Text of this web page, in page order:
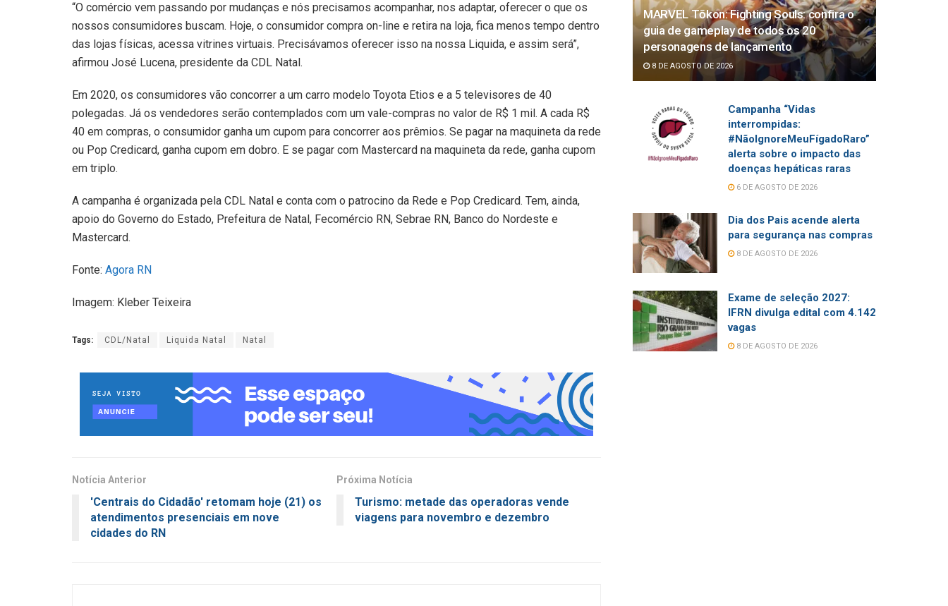
“O comércio vem passando por mudanças e nós precisamos acompanhar, nos adaptar, oferecer o que os
nossos consumidores buscam. Hoje, o consumidor compra on-line e retira na loja, fica menos tempo dentro
das lojas físicas, acessa vitrines virtuais. Precisávamos oferecer isso na nossa Liquida, e assim será”,
afirmou José Lucena, presidente da CDL Natal.
Em 2020, os consumidores vão concorrer a um carro modelo Toyota Etios e a 5 televisores de 40
polegadas. Já os vendedores serão contemplados com um vale-compras no valor de R$ 1 mil. A cada R$
40 em compras, o consumidor ganha um cupom para concorrer aos prêmios. Se pagar na maquineta da rede
ou Pop Credicard, ganha cupom em dobro. E se pagar com Mastercard na maquineta da rede, ganha cupom
em triplo.
A campanha é organizada pela CDL Natal e conta com o patrocino da Rede e Pop Credicard. Tem, ainda,
apoio do Governo do Estado, Prefeitura de Natal, Fecomércio RN, Sebrae RN, Banco do Nordeste e
Mastercard.
Fonte: Agora RN
Imagem: Kleber Teixeira
Tags: CDL/Natal Liquida Natal Natal
Notícia Anterior
'Centrais do Cidadão' retomam hoje (21) os
atendimentos presenciais em nove
cidades do RN
Próxima Notícia
Turismo: metade das operadoras vende
viagens para novembro e dezembro
MARVEL Tōkon: Fighting Souls: confira o
guia de gameplay de todos os 20
personagens de lançamento
8 DE AGOSTO DE 2026
Campanha “Vidas
interrompidas:
#NãoIgnoreMeuFígadoRaro”
alerta sobre o impacto das
doenças hepáticas raras
6 DE AGOSTO DE 2026
Dia dos Pais acende alerta
para segurança nas compras
8 DE AGOSTO DE 2026
Exame de seleção 2027:
IFRN divulga edital com 4.142
vagas
8 DE AGOSTO DE 2026